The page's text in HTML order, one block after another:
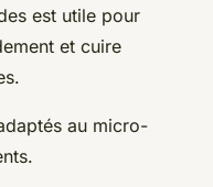
est utile pour
et cuire
au micro-